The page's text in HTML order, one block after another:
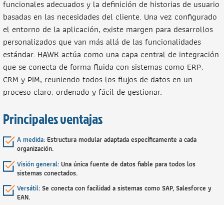
funcionales adecuados y la definición de historias de usuario
basadas en las necesidades del cliente. Una vez configurado
el entorno de la aplicación, existe margen para desarrollos
personalizados que van más allá de las funcionalidades
estándar. HAWK actúa como una capa central de integración
que se conecta de forma fluida con sistemas como ERP,
CRM y PIM, reuniendo todos los flujos de datos en un
proceso claro, ordenado y fácil de gestionar.
Principales ventajas
A medida: Estructura modular adaptada específicamente a cada
organización.
Visión general: Una única fuente de datos fiable para todos los
sistemas conectados.
Versátil: Se conecta con facilidad a sistemas como SAP, Salesforce y
EAN.